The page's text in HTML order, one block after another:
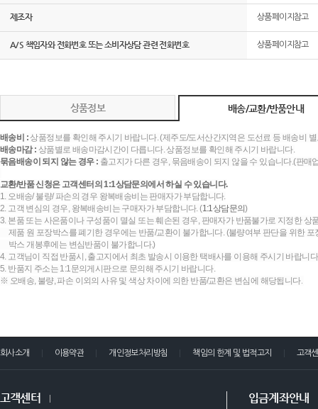
제조자 상품페이지참고
A/S 책임자와 전화번호 또는 소비자상담 관련 전화번호 상품페이지참고
상품정보 배송/교환/반품안내
배송비 :상품정보를 확인해 주시기 바랍니다. (제주도/도서산간지역은 도선료 등 배송비
배송마감 : 상품별로 배송마감시간이 다릅니다. 상품정보를 확인해 주시기 바랍니다.
묶음배송이 되지 않는 경우 : 출고지가 다른 경우, 묶음배송이 되지 않을 수 있습니다.(판
교환/반품 신청은 고객센터의 1:1상담문의에서 하실 수 있습니다.
1. 오배송/ 불량/ 파손의 경우 왕복배송비는 판매자가 부담합니다.
2. 고객 변심의 경우, 왕복배송비는 구매자가 부담합니다. (1:1상담문의)
3. 본품 또는 사은품이나 구성품이 멸실 또는 훼손된 경우, 판매자가 반품불가로 지정한 상
제품 원 포장박스를 폐기한 경우에는 반품/교환이 불가합니다. (불량여부 판단을 위한
박스 개봉후에는 변심반품이 불가합니다.)
4. 고객님이 직접 반품시, 출고지에서 최초 발송시 이용한 택배사를 이용해 주시기 바랍니
5. 반품지 주소는 1:1문의게시판으로 문의해 주시기 바랍니다.
※ 오배송, 불량, 파손 이외의 사유 및 색상 차이에 의한 반품/교환은 변심에 해당됩니다.
회사소개 이용약관 개인정보처리방침 책임의 한계 및 법적고지 고객
고객센터 입금계좌안내